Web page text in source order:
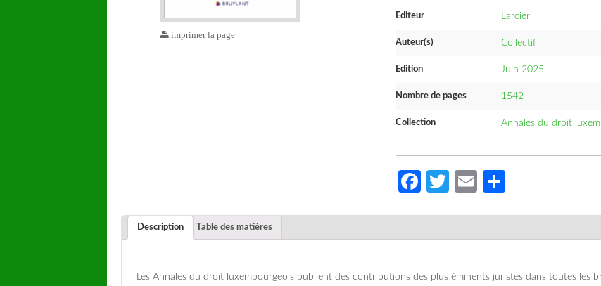
imprimer la page
Editeur Larcier
Auteur(s) Collectif
Edition Juin 2025
Nombre de pages 1542
Collection Annales du droit
Facebook
Twitter
Email
Description Table des matières
Les Annales du droit luxembourgeois publient des contributions des plus éminents juristes dans toutes les